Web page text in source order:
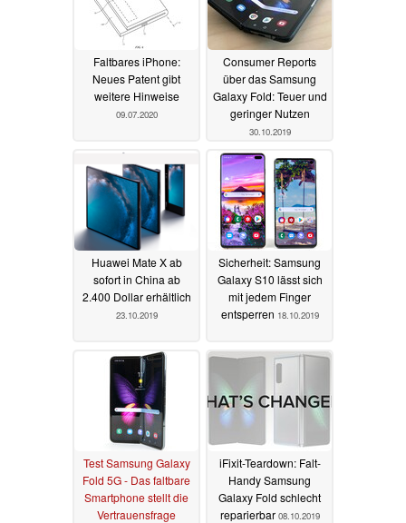
Faltbares iPhone:
Neues Patent gibt
weitere Hinweise
09.07.2020
Consumer Reports
über das Samsung
Galaxy Fold: Teuer und
geringer Nutzen
30.10.2019
Huawei Mate X ab
sofort in China ab
2.400 Dollar erhältlich
23.10.2019
Sicherheit: Samsung
Galaxy S10 lässt sich
mit jedem Finger
entsperren 18.10.2019
Test Samsung Galaxy
Fold 5G - Das faltbare
Smartphone stellt die
Vertrauensfrage
iFixit-Teardown: Falt-
Handy Samsung
Galaxy Fold schlecht
reparierbar 08.10.2019